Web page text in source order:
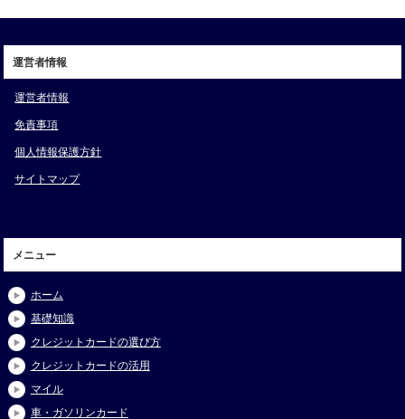
運営者情報
運営者情報
免責事項
個人情報保護方針
サイトマップ
メニュー
ホーム
基礎知識
クレジットカードの選び方
クレジットカードの活用
マイル
車・ガソリンカード